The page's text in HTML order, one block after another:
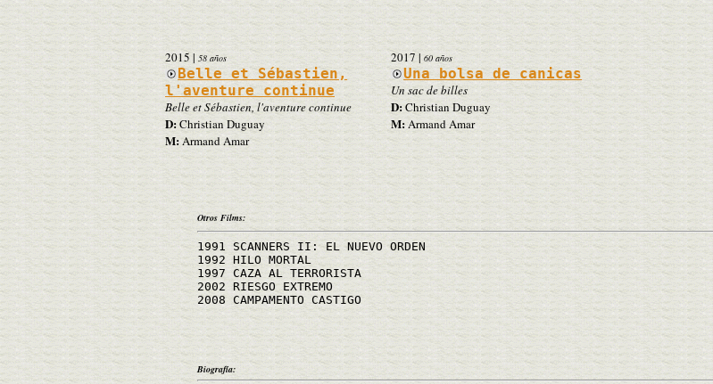
2015 | 58 años
Belle et Sébastien,
l'aventure continue
Belle et Sébastien, l'aventure continue
D:Christian Duguay
M:Armand Amar
2017 | 60 años
Una bolsa de canicas
Un sac de billes
D:Christian Duguay
M:Armand Amar
Otros Films:
1991 SCANNERS II: EL NUEVO ORDEN
1992 HILO MORTAL
1997 CAZA AL TERRORISTA
2002 RIESGO EXTREMO
2008 CAMPAMENTO CASTIGO
Biografía: